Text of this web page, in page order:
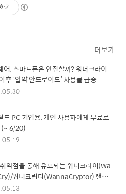
기
더보기
어, 스마트폰은 안전할까? 워너크라이
후 ‘알약 안드로이드’ 사용률 급증
드 PC 기업용, 개인 사용자에게 무료로
6/20)
약점을 통해 유포되는 워너크라이(Wa
워너크립터(WannaCryptor) 랜섬웨
자 긴급 주의